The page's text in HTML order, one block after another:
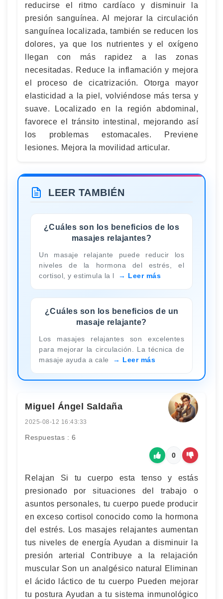
reducirse el ritmo cardíaco y disminuir la
presión sanguínea. Al mejorar la circulación
sanguínea localizada, también se reducen los
dolores, ya que los nutrientes y el oxígeno
llegan con más rapidez a las zonas
necesitadas. Reduce la inflamación y mejora
el proceso de cicatrización. Otorga mayor
elasticidad a la piel, volviéndose más tersa y
suave. Localizado en la región abdominal,
favorece el tránsito intestinal, mejorando así
los problemas estomacales. Previene
lesiones. Mejora la movilidad articular.
LEER TAMBIÉN
¿Cuáles son los beneficios de los
masajes relajantes?
Un masaje relajante puede reducir los
niveles de la hormona del estrés, el
cortisol, y estimula la l
Leer más
¿Cuáles son los beneficios de un
masaje relajante?
Los masajes relajantes son excelentes
para mejorar la circulación. La técnica de
masaje ayuda a cale
Leer más
Miguel Ángel Saldaña
2025-08-12 16:43:33
Respuestas : 6
0
Relajan Si tu cuerpo esta tenso y estás
presionado por situaciones del trabajo o
asuntos personales, tu cuerpo puede producir
en exceso cortisol conocido como la hormona
del estrés. Los masajes relajantes aumentan
tus niveles de energía Ayudan a disminuir la
presión arterial Contribuye a la relajación
muscular Son un analgésico natural Eliminan
el ácido láctico de tu cuerpo Pueden mejorar
tu postura Ayudan a tu sistema inmunológico